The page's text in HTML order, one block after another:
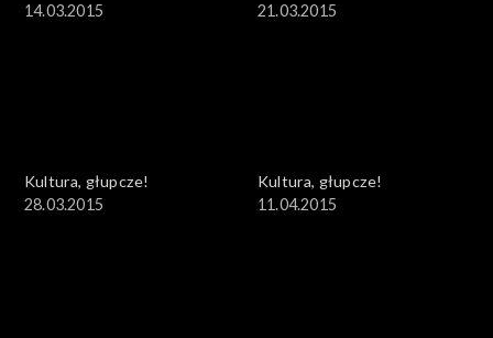
14.03.2015
21.03.2015
Kultura, głupcze!
28.03.2015
Kultura, głupcze!
11.04.2015